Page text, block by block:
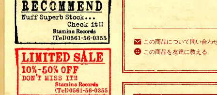
この商品について問い合わ
この商品を友達に教える